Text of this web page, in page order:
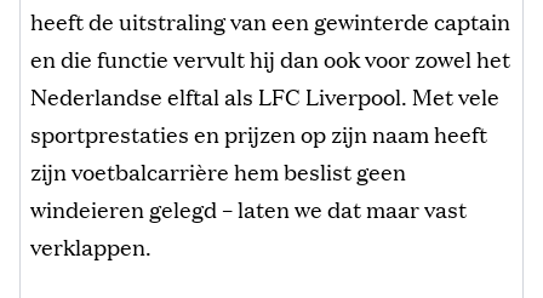
heeft de uitstraling van een gewinterde captain
en die functie vervult hij dan ook voor zowel het
Nederlandse elftal als LFC Liverpool. Met vele
sportprestaties en prijzen op zijn naam heeft
zijn voetbalcarrière hem beslist geen
windeieren gelegd – laten we dat maar vast
verklappen.